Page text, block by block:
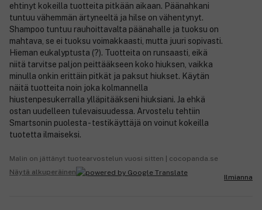
ehtinyt kokeilla tuotteita pitkään aikaan. Päänahkani
tuntuu vähemmän ärtyneeltä ja hilse on vähentynyt.
Shampoo tuntuu rauhoittavalta päänahalle ja tuoksu on
mahtava, se ei tuoksu voimakkaasti, mutta juuri sopivasti.
Hieman eukalyptusta (?). Tuotteita on runsaasti, eikä
niitä tarvitse paljon peittääkseen koko hiuksen, vaikka
minulla onkin erittäin pitkät ja paksut hiukset. Käytän
näitä tuotteita noin joka kolmannella
hiustenpesukerralla ylläpitääkseni hiuksiani. Ja ehkä
ostan uudelleen tulevaisuudessa. Arvostelu tehtiin
Smartsonin puolesta - testikäyttäjä on voinut kokeilla
tuotetta ilmaiseksi.
Malin on jättänyt tuotearvostelun vuosi sitten | cocopanda.se
Näytä alkuperäinen
Ilmianna